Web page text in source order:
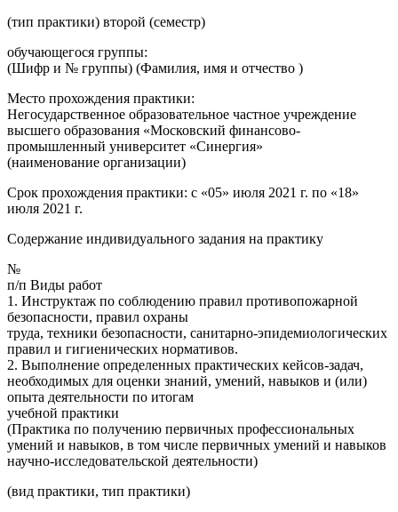
(тип практики) второй (семестр)
обучающегося группы:
(Шифр и № группы) (Фамилия, имя и отчество )
Место прохождения практики:
Негосударственное образовательное частное учреждение
высшего образования «Московский финансово-
промышленный университет «Синергия»
(наименование организации)
Срок прохождения практики: с «05» июля 2021 г. по «18»
июля 2021 г.
Содержание индивидуального задания на практику
№
п/п Виды работ
1. Инструктаж по соблюдению правил противопожарной
безопасности, правил охраны
труда, техники безопасности, санитарно-эпидемиологических
правил и гигиенических нормативов.
2. Выполнение определенных практических кейсов-задач,
необходимых для оценки знаний, умений, навыков и (или)
опыта деятельности по итогам
учебной практики
(Практика по получению первичных профессиональных
умений и навыков, в том числе первичных умений и навыков
научно-исследовательской деятельности)
(вид практики, тип практики)